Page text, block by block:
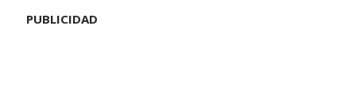
PUBLICIDAD